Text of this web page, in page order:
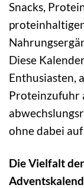
Snacks,
Diese
Enthusiasten,
Proteinzufuhr
ohne dabei
Die Vielfalt